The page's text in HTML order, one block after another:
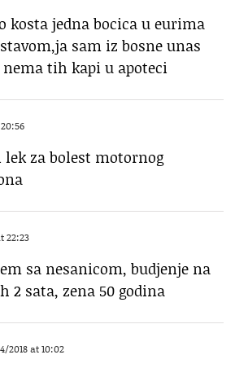
kosta jedna bocica u eurima
sam iz bosne unas
nema tih kapi u apoteci
za bolest motornog
22:23
sa nesanicom, budjenje na
2 sata, zena 50 godina
2018 at 10:02